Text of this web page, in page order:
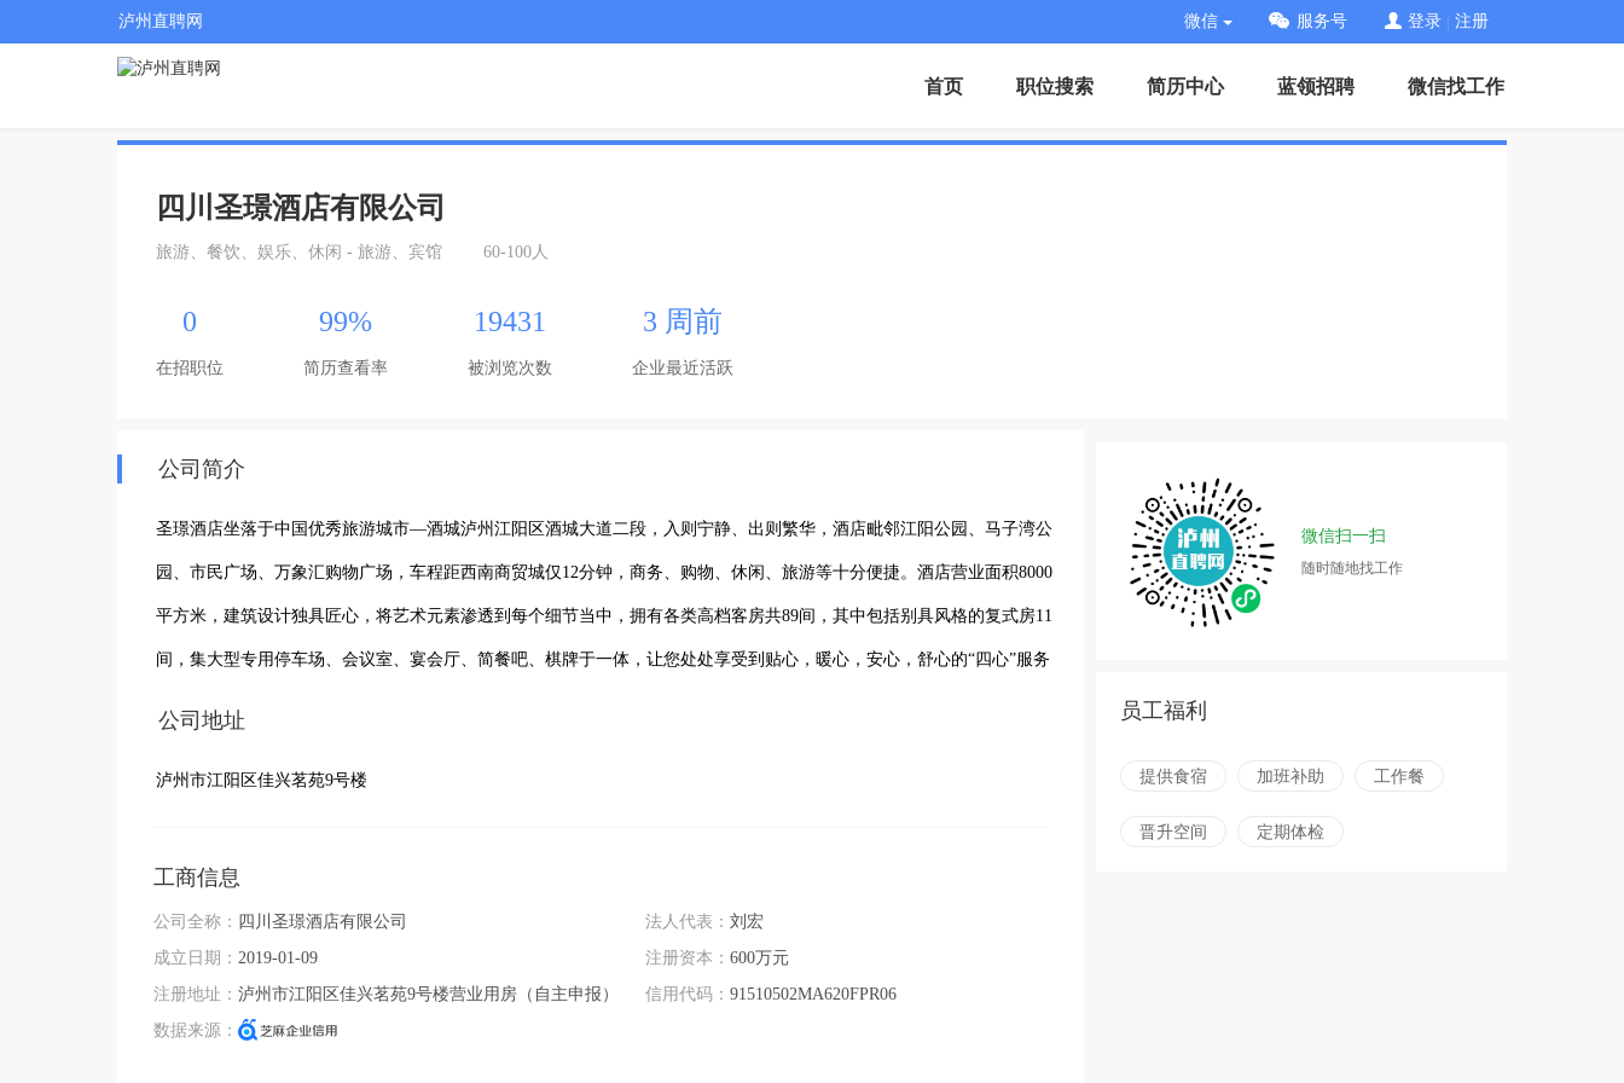
泸州直聘网 微信 服务号 登录 注册
首页 职位搜索 简历中心 蓝领招聘 微信找工作
四川圣璟酒店有限公司
旅游、餐饮、娱乐、休闲 - 旅游、宾馆 60-100人
0
在招职位
99%
简历查看率
19431
被浏览次数
3 周前
企业最近活跃
公司简介
圣璟酒店坐落于中国优秀旅游城市—酒城泸州江阳区酒城大道二段，入则宁静、出则繁华，酒店毗邻江阳公园、马子湾公
园、市民广场、万象汇购物广场，车程距西南商贸城仅12分钟，商务、购物、休闲、旅游等十分便捷。酒店营业面积8000
平方米，建筑设计独具匠心，将艺术元素渗透到每个细节当中，拥有各类高档客房共89间，其中包括别具风格的复式房11
间，集大型专用停车场、会议室、宴会厅、简餐吧、棋牌于一体，让您处处享受到贴心，暖心，安心，舒心的“四心”服务
公司地址
泸州市江阳区佳兴茗苑9号楼
工商信息
公司全称： 四川圣璟酒店有限公司
成立日期： 2019-01-09
注册地址： 泸州市江阳区佳兴茗苑9号楼营业用房（自主申报）
数据来源：
法人代表： 刘宏
注册资本： 600万元
信用代码： 91510502MA620FPR06
微信扫一扫
随时随地找工作
员工福利
提供食宿 加班补助 工作餐
晋升空间 定期体检